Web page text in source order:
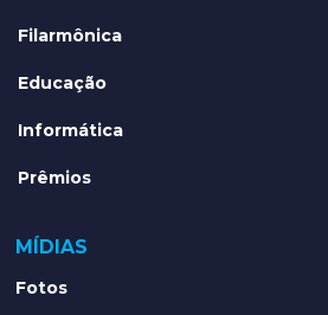
Filarmônica
Educação
Informática
Prêmios
MÍDIAS
Fotos